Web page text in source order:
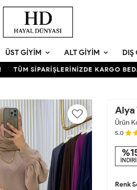
ÜST GIYIM ALT GIYIM DIŞ
TÜM SİPARİŞLERİNİZDE KARGO
Alya
Ürün
5.0
Renk